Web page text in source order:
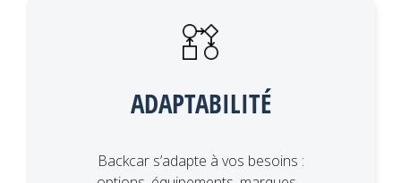
ADAPTABILITÉ
Backcar s’adapte à vos besoins :